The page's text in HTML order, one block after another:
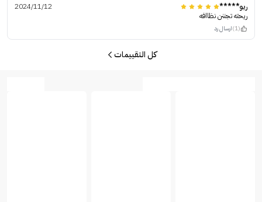
ريو*****
2024/11/12
ريحته تجننن نظاافه
(1) ارسال رد
كل التقييمات